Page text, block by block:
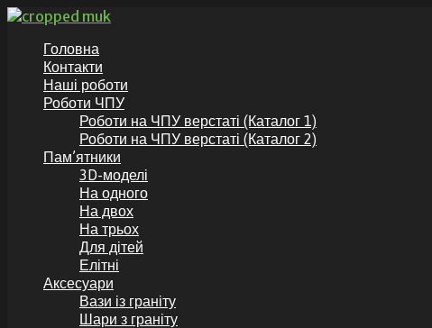
Перейти
вмістуГоловна
Контакти
Наші роботи
Роботи ЧПУ
Роботи на ЧПУ верстаті (Каталог 1)
Роботи на ЧПУ верстаті (Каталог 2)
Пам’ятники
3D-моделі
На одного
На двох
На трьох
Для дітей
Елітні
Аксесуари
Вази із граніту
Шари з граніту